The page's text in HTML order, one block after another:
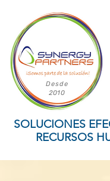
SOLUCIONES
RECURSOS
Desde
2010